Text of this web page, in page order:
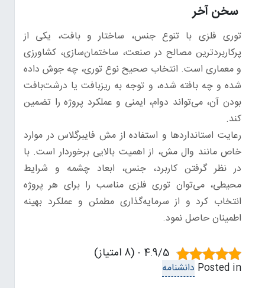
سخن آخر
توری فلزی با تنوع جنس، ساختار و بافت، یکی از
پرکاربردترین مصالح در صنعت، ساختمان‌سازی، کشاورزی
و معماری است. انتخاب صحیح نوع توری، چه جوش داده
شده و چه بافته شده، و توجه به ریز‌بافت یا درشت‌بافت
بودن آن، می‌تواند دوام، ایمنی و عملکرد پروژه را تضمین
رعایت استانداردها و استفاده از مش فایبرگلاس در موارد
خاص مانند وال مش، از اهمیت بالایی برخوردار است. با
در نظر گرفتن کاربرد، جنس، ابعاد چشمه و شرایط
محیطی، می‌توان توری فلزی مناسب را برای هر پروژه
انتخاب کرد و از سرمایه‌گذاری مطمئن و عملکرد بهینه
اطمینان حاصل نمود.
4.9/5 - (8 امتیاز)
Posted inدانشنامه